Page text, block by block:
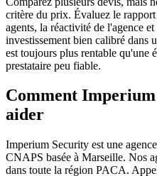
critère du prix. Évaluez le
agents, la réactivité de l'agence
investissement bien calibré dans
est toujours plus rentable qu'une
prestataire peu fiable.
Comment
aider
Imperium Security est une
CNAPS basée à Marseille. Nos
dans toute la région PACA.